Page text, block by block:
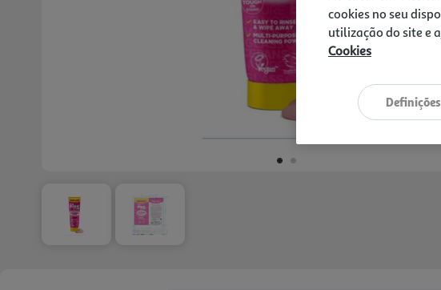
cookies no seu
utilização do site e
Cookies